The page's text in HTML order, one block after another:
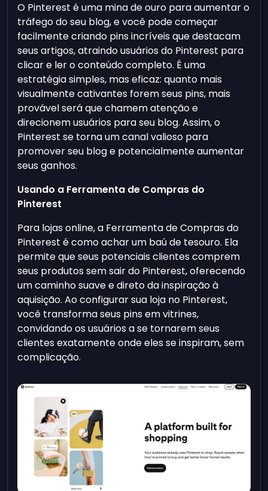
O Pinterest é uma mina de ouro para aumentar o
tráfego do seu blog, e você pode começar
facilmente criando pins incríveis que destacam
seus artigos, atraindo usuários do Pinterest para
clicar e ler o conteúdo completo. É uma
estratégia simples, mas eficaz: quanto mais
visualmente cativantes forem seus pins, mais
provável será que chamem atenção e
direcionem usuários para seu blog. Assim, o
Pinterest se torna um canal valioso para
promover seu blog e potencialmente aumentar
seus ganhos.
Usando a Ferramenta de Compras do
Pinterest
Para lojas online, a Ferramenta de Compras do
Pinterest é como achar um baú de tesouro. Ela
permite que seus potenciais clientes comprem
seus produtos sem sair do Pinterest, oferecendo
um caminho suave e direto da inspiração à
aquisição. Ao configurar sua loja no Pinterest,
você transforma seus pins em vitrines,
convidando os usuários a se tornarem seus
clientes exatamente onde eles se inspiram, sem
complicação.